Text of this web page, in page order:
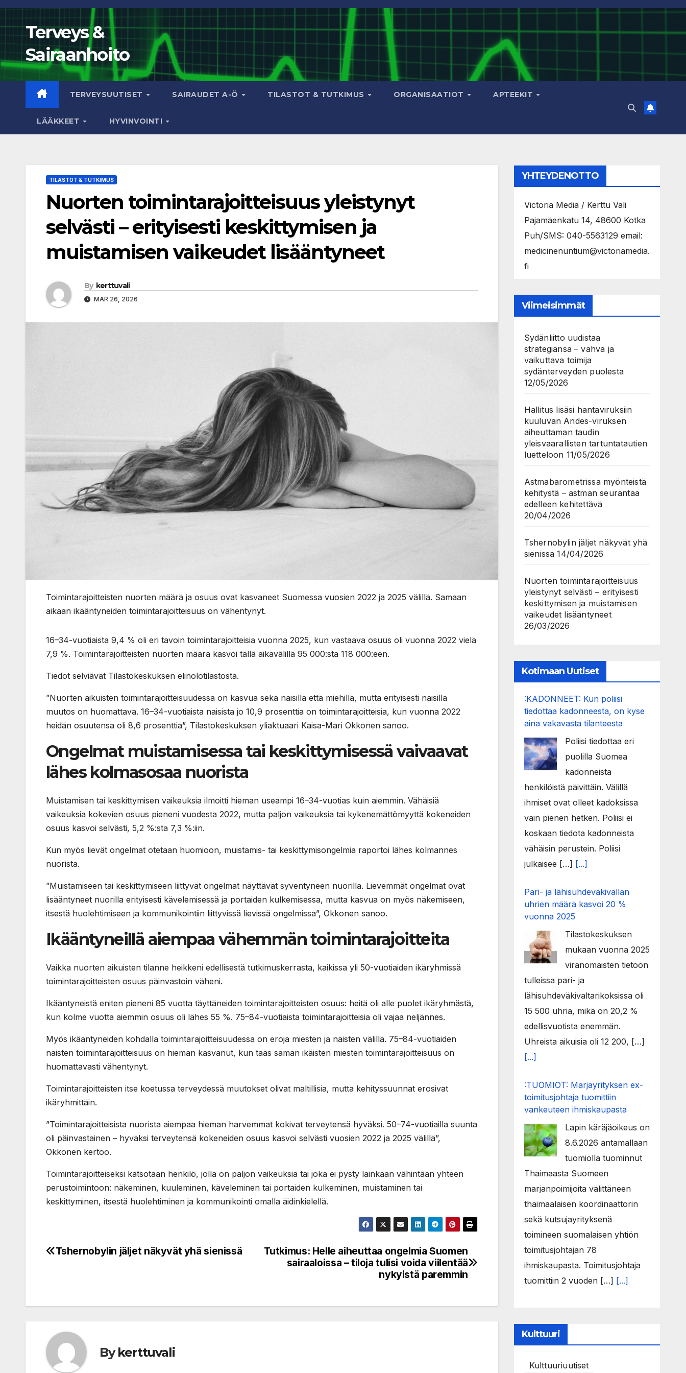
Skip
Terveys &
Sairaanhoito
TERVEYSUUTISET SAIRAUDET A-Ö TILASTOT & TUTKIMUS ORGANISAATIOT APTEEKIT
LÄÄKKEET HYVINVOINTI
TILASTOT & TUTKIMUS
Nuorten toimintarajoitteisuus yleistynyt
selvästi – erityisesti keskittymisen ja
muistamisen vaikeudet lisääntyneet
By kerttuvali
MAR 26, 2026
Toimintarajoitteisten nuorten määrä ja osuus ovat kasvaneet Suomessa vuosien 2022 ja 2025 välillä. Samaan
aikaan ikääntyneiden toimintarajoitteisuus on vähentynyt.
16–34-vuotiaista 9,4 % oli eri tavoin toimintarajoitteisia vuonna 2025, kun vastaava osuus oli vuonna 2022 vielä
7,9 %. Toimintarajoitteisten nuorten määrä kasvoi tällä aikavälillä 95 000:sta 118 000:een.
Tiedot selviävät Tilastokeskuksen elinolotilastosta.
”Nuorten aikuisten toimintarajoitteisuudessa on kasvua sekä naisilla että miehillä, mutta erityisesti naisilla
muutos on huomattava. 16–34-vuotiaista naisista jo 10,9 prosenttia on toimintarajoitteisia, kun vuonna 2022
heidän osuutensa oli 8,6 prosenttia”, Tilastokeskuksen yliaktuaari Kaisa-Mari Okkonen sanoo.
Ongelmat muistamisessa tai keskittymisessä vaivaavat
lähes kolmasosaa nuorista
Muistamisen tai keskittymisen vaikeuksia ilmoitti hieman useampi 16–34-vuotias kuin aiemmin. Vähäisiä
vaikeuksia kokevien osuus pieneni vuodesta 2022, mutta paljon vaikeuksia tai kykenemättömyyttä kokeneiden
osuus kasvoi selvästi, 5,2 %:sta 7,3 %:iin.
Kun myös lievät ongelmat otetaan huomioon, muistamis- tai keskittymisongelmia raportoi lähes kolmannes
nuorista.
”Muistamiseen tai keskittymiseen liittyvät ongelmat näyttävät syventyneen nuorilla. Lievemmät ongelmat ovat
lisääntyneet nuorilla erityisesti kävelemisessä ja portaiden kulkemisessa, mutta kasvua on myös näkemiseen,
itsestä huolehtimiseen ja kommunikointiin liittyvissä lievissä ongelmissa”, Okkonen sanoo.
Ikääntyneillä aiempaa vähemmän toimintarajoitteita
Vaikka nuorten aikuisten tilanne heikkeni edellisestä tutkimuskerrasta, kaikissa yli 50-vuotiaiden ikäryhmissä
toimintarajoitteisten osuus päinvastoin väheni.
Ikääntyneistä eniten pieneni 85 vuotta täyttäneiden toimintarajoitteisten osuus: heitä oli alle puolet ikäryhmästä,
kun kolme vuotta aiemmin osuus oli lähes 55 %. 75–84-vuotiaista toimintarajoitteisia oli vajaa neljännes.
Myös ikääntyneiden kohdalla toimintarajoitteisuudessa on eroja miesten ja naisten välillä. 75–84-vuotiaiden
naisten toimintarajoitteisuus on hieman kasvanut, kun taas saman ikäisten miesten toimintarajoitteisuus on
huomattavasti vähentynyt.
Toimintarajoitteisten itse koetussa terveydessä muutokset olivat maltillisia, mutta kehityssuunnat erosivat
ikäryhmittäin.
”Toimintarajoitteisista nuorista aiempaa hieman harvemmat kokivat terveytensä hyväksi. 50–74-vuotiailla suunta
oli päinvastainen – hyväksi terveytensä kokeneiden osuus kasvoi selvästi vuosien 2022 ja 2025 välillä”,
Okkonen kertoo.
Toimintarajoitteiseksi katsotaan henkilö, jolla on paljon vaikeuksia tai joka ei pysty lainkaan vähintään yhteen
perustoimintoon: näkeminen, kuuleminen, käveleminen tai portaiden kulkeminen, muistaminen tai
keskittyminen, itsestä huolehtiminen ja kommunikointi omalla äidinkielellä.
Post
Tutkimus: Helle aiheuttaa ongelmia Suomen
sairaaloissa – tiloja tulisi voida viilentää
nykyistä paremmin
Tshernobylin jäljet näkyvät yhä sienissä
Bykerttuvali
YHTEYDENOTTO
Victoria Media / Kerttu Vali
Pajamäenkatu 14, 48600 Kotka
Puh/SMS: 040-5563129 email:
medicinenuntium@victoriamedia.
fi
Viimeisimmät
Sydänliitto uudistaa
strategiansa – vahva ja
vaikuttava toimija
sydänterveyden puolesta
12/05/2026
Hallitus lisäsi hantaviruksiin
kuuluvan Andes-viruksen
aiheuttaman taudin
yleisvaarallisten tartuntatautien
luetteloon 11/05/2026
Astmabarometrissa myönteistä
kehitystä – astman seurantaa
edelleen kehitettävä
20/04/2026
Tshernobylin jäljet näkyvät yhä
sienissä 14/04/2026
Nuorten toimintarajoitteisuus
yleistynyt selvästi – erityisesti
keskittymisen ja muistamisen
vaikeudet lisääntyneet
26/03/2026
Kotimaan Uutiset
:KADONNEET: Kun poliisi
tiedottaa kadonneesta, on kyse
aina vakavasta tilanteesta
Poliisi tiedottaa eri
puolilla Suomea
kadonneista
henkilöistä päivittäin. Välillä
ihmiset ovat olleet kadoksissa
vain pienen hetken. Poliisi ei
koskaan tiedota kadonneista
vähäisin perustein. Poliisi
julkaisee […] [...]
Pari- ja lähisuhdeväkivallan
uhrien määrä kasvoi 20 %
vuonna 2025
Tilastokeskuksen
mukaan vuonna 2025
viranomaisten tietoon
tulleissa pari- ja
lähisuhdeväkivaltarikoksissa oli
15 500 uhria, mikä on 20,2 %
edellisvuotista enemmän.
Uhreista aikuisia oli 12 200, […]
[...]
:TUOMIOT: Marjayrityksen ex-
toimitusjohtaja tuomittiin
vankeuteen ihmiskaupasta
Lapin käräjäoikeus on
8.6.2026 antamallaan
tuomiolla tuominnut
Thaimaasta Suomeen
marjanpoimijoita välittäneen
thaimaalaisen koordinaattorin
sekä kutsujayrityksenä
toimineen suomalaisen yhtiön
toimitusjohtajan 78
ihmiskaupasta. Toimitusjohtaja
tuomittiin 2 vuoden […] [...]
Kulttuuri
Kulttuuriuutiset